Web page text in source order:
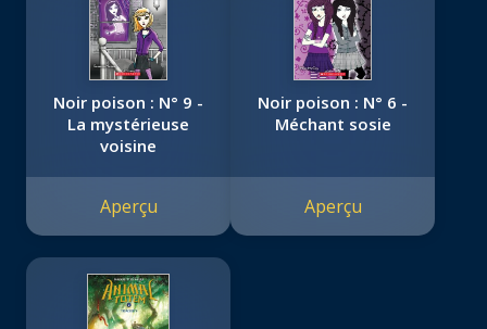
Noir poison : N° 9 -
La mystérieuse
voisine
Aperçu
Noir poison : N° 6 -
Méchant sosie
Aperçu